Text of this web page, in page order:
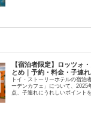
【宿泊者限定】ロッツォ
とめ｜予約・料金・子連
トイ・ストーリーホテルの宿泊
ーデンカフェ」について、2025
点、子連れにうれしいポイント